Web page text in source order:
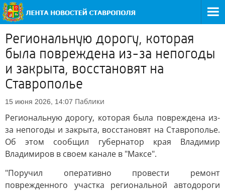
Региональную дорогу, которая
была повреждена из-за непогоды
и закрыта, восстановят на
Ставрополье
15 июня 2026, 14:07 Паблики
Региональную дорогу, которая была повреждена из-
за непогоды и закрыта, восстановят на Ставрополье.
Об этом сообщил губернатор края Владимир
Владимиров в своем канале в "Максе".
"Поручил оперативно провести ремонт
поврежденного участка региональной автодороги